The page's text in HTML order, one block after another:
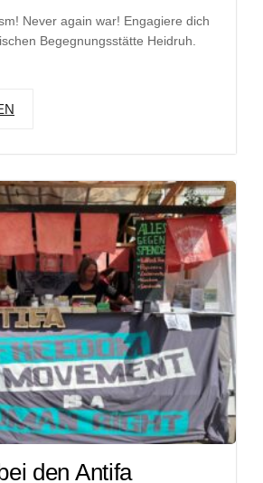
Never again war! Engagiere dich
Begegnungsstätte Heidruh.
den Antifa